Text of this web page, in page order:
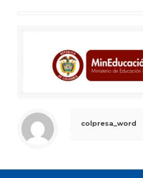
colpresa_word